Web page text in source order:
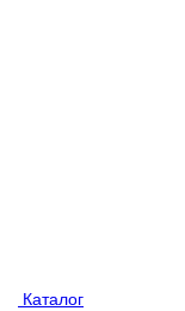
Каталог